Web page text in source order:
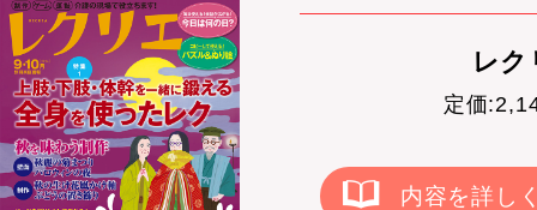
レ
定価
内容を詳し